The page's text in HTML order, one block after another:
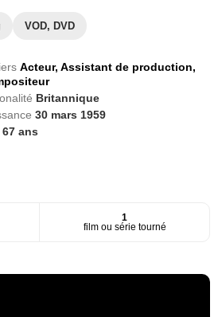
VOD, DVD
Acteur,Assistant de production,
Britannique
30 mars 1959
67 ans
1
film ou série tourné